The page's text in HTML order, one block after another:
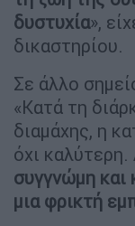
δυστυχία»,
δικαστηρίου.
Σε άλλο
«Κατά τη
διαμάχης, η
όχι καλύτερη.
συγγνώμη και
μια φρικτή